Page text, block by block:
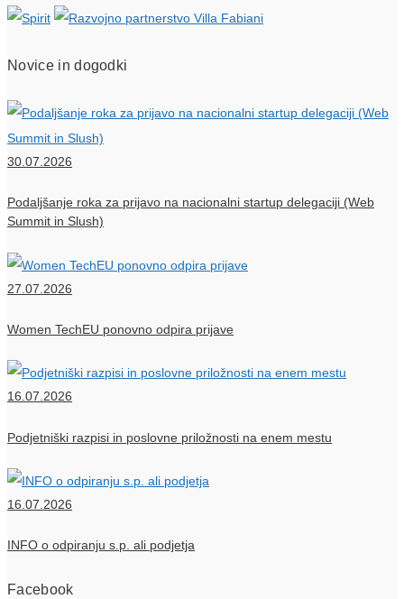
Novice in dogodki
30.07.2026
Podaljšanje roka za prijavo na nacionalni startup delegaciji (Web
Summit in Slush)
27.07.2026
Women TechEU ponovno odpira prijave
16.07.2026
Podjetniški razpisi in poslovne priložnosti na enem mestu
16.07.2026
INFO o odpiranju s.p. ali podjetja
Facebook